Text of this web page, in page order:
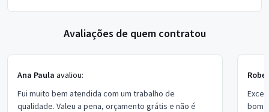
Avaliações de quem contratou
Ana Paula avaliou:
Fui muito bem atendida com um trabalho de
qualidade. Valeu a pena, orçamento grátis e não é
bom